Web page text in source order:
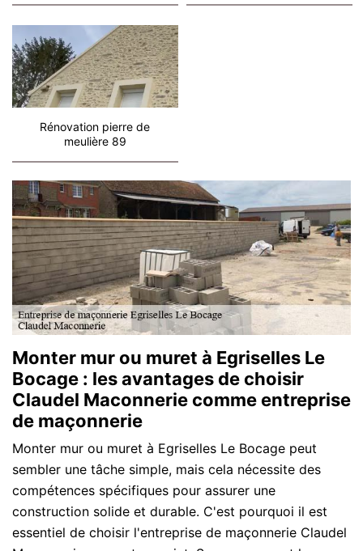
Rénovation pierre de
meulière 89
Monter mur ou muret à Egriselles Le
Bocage : les avantages de choisir
Claudel Maconnerie comme entreprise
de maçonnerie
Monter mur ou muret à Egriselles Le Bocage peut
sembler une tâche simple, mais cela nécessite des
compétences spécifiques pour assurer une
construction solide et durable. C'est pourquoi il est
essentiel de choisir l'entreprise de maçonnerie Claudel